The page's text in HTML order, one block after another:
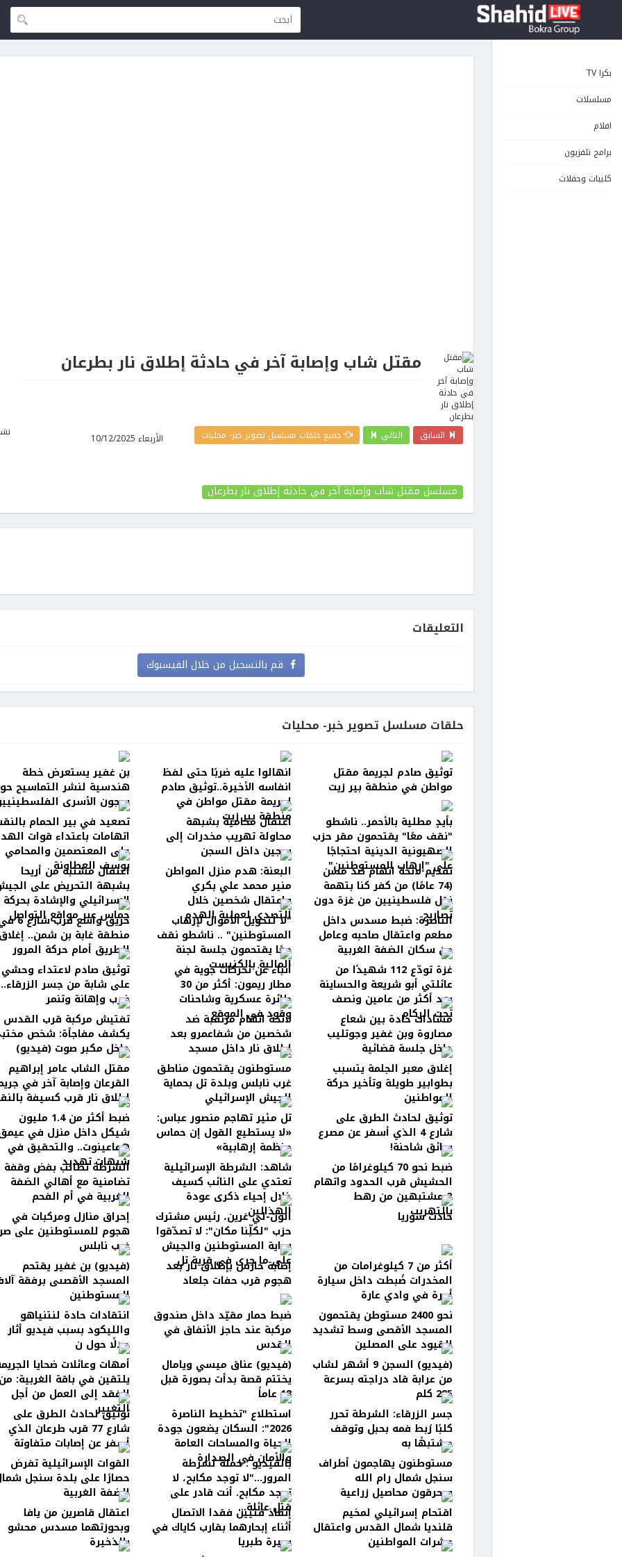
بكرا TV
مسلسلات
افلام
برامج تلفزيون
كليبات وحفلات
مقتل شاب وإصابة آخر في حادثة إطلاق نار بطرعان
السابق التالي جميع حلقات مسلسل تصوير خبر- محليات الأربعاء 10/12/2025
مسلسل مقتل شاب وإصابة آخر في حادثة إطلاق نار بطرعان
التعليقات
قم بالتسجيل من خلال الفيسبوك
حلقات مسلسل تصوير خبر- محليات
توثيق صادم لجريمة مقتل
مواطن في منطقة بير زيت
انهالوا عليه ضربًا حتى لفظ
انفاسه الأخيرة..توثيق صادم
لجريمة مقتل مواطن في
منطقة بير زيت
بن غفير يستعرض خطة
هندسية لنشر التماسيح
سجون الأسرى
بأيدٍ مطلية بالأحمر.. ناشطو
"نقف معًا" يقتحمون مقر حزب
الصهيونية الدينية احتجاجًا
على "إرهاب المستوطنين"
اعتقال محامية بشبهة
محاولة تهريب مخدرات إلى
سجين داخل السجن
تصعيد في بير الحمام
اتهامات باعتداء قوات
على المعتصمين والمحامي
يوسف العطاونة تقديم لائحة اتهام ضد مسن
(74 عامًا) من كفر كنا بتهمة
نقل فلسطينيين من غزة دون
تصاريح
البعنة: هدم منزل المواطن
منير محمد علي بكري
واعتقال شخصين خلال
التصدي لعملية الهدم
اعتقال مشتبه من أريحا
بشبهة التحريض على
الإسرائيلي والإشادة بحركة
حماس عبر مواقع التواصل الناصرة: ضبط مسدس داخل
مطعم واعتقال صاحبه وعامل
من سكان الضفة الغربية
"لا لتحويل الأموال لإرهاب
المستوطنين" .. ناشطو نقف
معًا يقتحمون جلسة لجنة
المالية بالكنيست
حريق واسع قرب
منطقة غابة بن شمن..
الطريق أمام حركة المرور
غزة تودّع 112 شهيدًا من
عائلتي أبو شريعة والحساينة
بعد أكثر من عامين ونصف
تحت الركام
أنباء عن تحركات جوية في
مطار ريمون: أكثر من 30
طائرة عسكرية وشاحنات
وقود في الموقع
توثيق صادم لاعتداء وحشي
على شابة من جسر الزرقاء..
ضرب وإهانة وتنمر
مشادات حادة بين شعاع
مصاروة وبن غفير وجوتليب
داخل جلسة قضائية
لائحة اتهام مرتقبة ضد
شخصين من شفاعمرو بعد
إطلاق نار داخل مسجد
تفتيش مركبة قرب القدس
يكشف مفاجأة: شخص
داخل مكبر صوت (فيديو)
إغلاق معبر الجلمة يتسبب
بطوابير طويلة وتأخير حركة
المواطنين
مستوطنون يقتحمون مناطق
غرب نابلس وبلدة تل بحماية
الجيش الإسرائيلي
مقتل الشاب عامر إبراهيم
القرعان وإصابة آخر في
إطلاق نار قرب كسيفة
توثيق لحادث الطرق على
شارع 4 الذي أسفر عن مصرع
سائق شاحنة!
تل مئير تهاجم منصور عباس:
«لا يستطيع القول إن حماس
منظمة إرهابية»
ضبط أكثر من 1.4 مليون
شيكل داخل منزل في
هماعينوت.. والتحقيق في
شبهات تهديد ضبط نحو 70 كيلوغرامًا من
الحشيش قرب الحدود واتهام
3 مشتبهين من رهط
بالتهريب
شاهد: الشرطة الإسرائيلية
تعتدي على النائب كسيف
خلال إحياء ذكرى عودة
الهذالين
الشرطة تطالب بفض وقفة
تضامنية مع أهالي الضفة
الغربية في أم الفحم
حادث سوريا
ألون-لي غرين، رئيس مشترك
حزب "لكلِّنا مكان": لا تصدّقوا
رواية المستوطنين والجيش
على ما جرى في قرية تل
إحراق منازل ومركبات في
هجوم للمستوطنين على
غرب نابلس
أكثر من 7 كيلوغرامات من
المخدرات ضُبطت داخل سيارة
أجرة في وادي عارة
إصابة حارس بإطلاق نار بعد
هجوم قرب حفات جلعاد
(فيديو) بن غفير يقتحم
المسجد الأقصىى برفقة
المستوطنين
نحو 2400 مستوطن يقتحمون
المسجد الأقصى وسط تشديد
القيود على المصلين
ضبط حمار مقيّد داخل صندوق
مركبة عند حاجز الأنفاق في
القدس
انتقادات حادة لنتنياهو
والليكود بسبب فيديو أثار
جدلًا حول ن
(فيديو) السجن 9 أشهر لشاب
من عرابة قاد دراجته بسرعة
285 كلم
(فيديو) عناق ميسي ويامال
يختتم قصة بدأت بصورة قبل
18 عاماً
أمهات وعائلات ضحايا
يلتقين في باقة الغربية:
الفقد إلى العمل من أجل
التغيير جسر الزرقاء: الشرطة تحرر
كلبًا رُبط فمه بحبل وتوقف
مشتبهًا به
استطلاع "تخطيط الناصرة
2026": السكان يضعون جودة
الحياة والمساحات العامة
والأمان في الصدارة
توثيق لحادث الطرق على
شارع 77 قرب طرعان الذي
أسفر عن إصابات متفاوتة
مستوطنون يهاجمون أطراف
سنجل شمال رام الله
ويحرقون محاصيل زراعية
بالفيديو : حملة لشرطة
المرور..."لا توجد مكابح، لا
توجد مكابح. أنت قادر على
قتل عائلة...
القوات الإسرائيلية تفرض
حصارًا على بلدة سنجل
الضفة الغربية
اقتحام إسرائيلي لمخيم
قلنديا شمال القدس واعتقال
عشرات المواطنين
إنقاذ فتيين فقدا الاتصال
أثناء إبحارهما بقارب كاياك في
بحيرة طبريا
اعتقال قاصرين من يافا
وبحوزتهما مسدس محشو
بالذخيرة